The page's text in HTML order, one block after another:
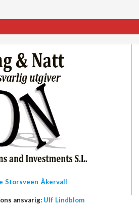
Storsveen Åkervall
ansvarig: Ulf Lindblom